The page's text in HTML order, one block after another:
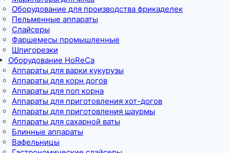
Оборудование для производства фрикаделек
Пельменные аппараты
Слайсеры
Фаршемесы промышленные
Шпигорезки
Оборудование HoReCa
Аппараты для варки кукурузы
Аппараты для корн догов
Аппараты для поп корна
Аппараты для приготовления хот-догов
Аппараты для приготовления шаурмы
Аппараты для сахарной ваты
Блинные аппараты
Вафельницы